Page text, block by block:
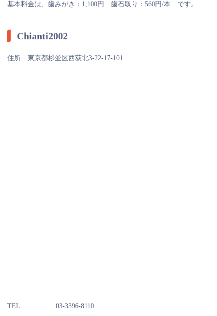
基本料金は、歯みがき：1,100円 歯石取り：560円/本 です。
Chianti2002
住所 東京都杉並区西荻北3-22-17-101
TEL 03-3396-8110